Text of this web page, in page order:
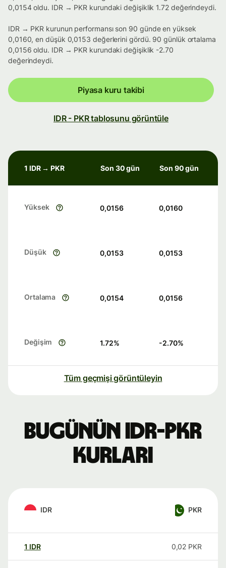
0,0154 oldu. IDR → PKR kurundaki değişiklik 1.72 değerindeydi.
IDR → PKR kurunun performansı son 90 günde en yüksek
0,0160, en düşük 0,0153 değerlerini gördü. 90 günlük ortalama
0,0156 oldu. IDR → PKR kurundaki değişiklik -2.70
değerindeydi.
Piyasa kuru takibi
IDR - PKR tablosunu görüntüle
1 IDR → PKR Son 30 gün Son 90 gün
Yüksek 0,0156 0,0160
Düşük 0,0153 0,0153
Ortalama 0,0154 0,0156
Değişim 1.72% -2.70%
Tüm geçmişi görüntüleyin
Bugünün IDR-PKR
kurları
IDR PKR
1 IDR 0,02 PKR